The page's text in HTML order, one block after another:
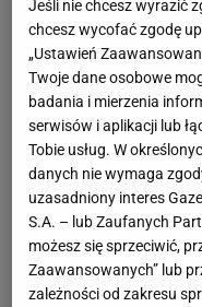
Jeśli nie chcesz wyrazić
chcesz wycofać zgodę
„Ustawień
Twoje dane osobowe
badania i mierzenia
serwisów i aplikacji lub
Tobie usług. W
danych nie wymaga
uzasadniony interes
S.A. – lub Zaufanych
możesz się sprzeciwić,
Zaawansowanych” lub
zależności od zakresu